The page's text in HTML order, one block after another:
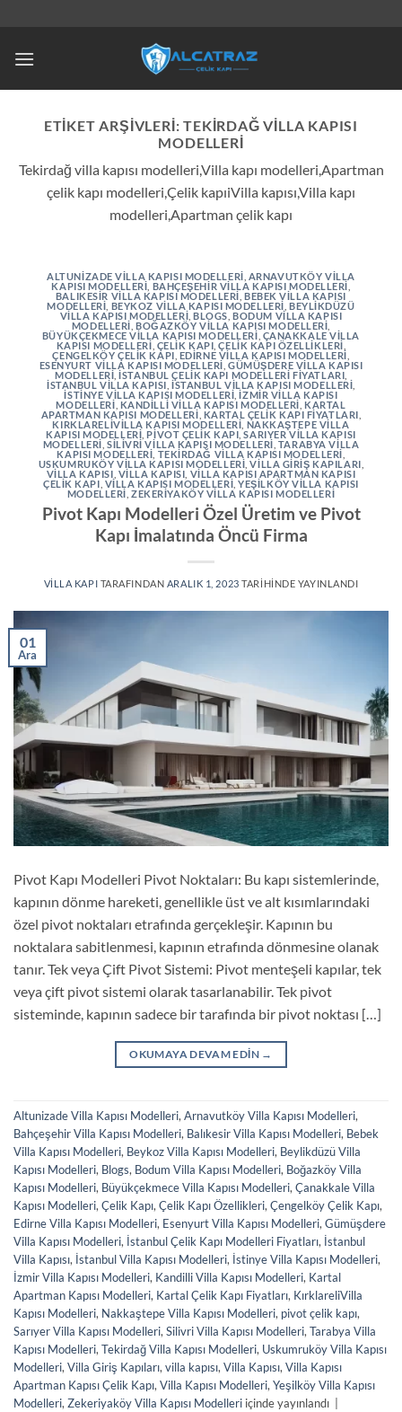
ETIKET ARŞIVLERI:TEKIRDAĞ VILLA KAPISI
MODELLERI
Tekirdağ villa kapısı modelleri,Villa kapı modelleri,Apartman
çelik kapı modelleri,Çelik kapıiVilla kapısı,Villa kapı
modelleri,Apartman çelik kapı
ALTUNIZADE VILLA KAPISI MODELLERI ARNAVUTKÖY VILLA
KAPISI MODELLERI BAHÇEŞEHIR VILLA KAPISI MODELLERI
BALIKESIR VILLA KAPISI MODELLERI BEBEK VILLA KAPISI
MODELLERI BEYKOZ VILLA KAPISI MODELLERI BEYLIKDÜZÜ
VILLA KAPISI MODELLERI ,BLOGS ,BODUM VILLA KAPISI
MODELLERI ,BOĞAZKÖY VILLA KAPISI MODELLERI
BÜYÜKÇEKMECE VILLA KAPISI MODELLERI ÇANAKKALE VILLA
KAPISI MODELLERI ÇELIK KAPI ,ÇELIK KAPI ÖZELLIKLERI
ÇENGELKÖY ÇELIK KAPI EDIRNE VILLA KAPISI MODELLERI
ESENYURT VILLA KAPISI MODELLERI ,GÜMÜŞDERE VILLA KAPISI
MODELLERI ,İSTANBUL ÇELIK KAPI MODELLERI FIYATLARI
İSTANBUL VILLA KAPISI İSTANBUL VILLA KAPISI MODELLERI
İSTINYE VILLA KAPISI MODELLERI ,İZMIR VILLA KAPISI
MODELLERI KANDILLI VILLA KAPISI MODELLERI KARTAL
APARTMAN KAPISI MODELLERI KARTAL ÇELIK KAPI FIYATLARI
KIRKLARELIVILLA KAPISI MODELLERI NAKKAŞTEPE VILLA
KAPISI MODELLERI PIVOT ÇELIK KAPI ,SARIYER VILLA KAPISI
MODELLERI SILIVRI VILLA KAPISI MODELLERI TARABYA VILLA
KAPISI MODELLERI TEKIRDAĞ VILLA KAPISI MODELLERI
USKUMRUKÖY VILLA KAPISI MODELLERI ,VILLA GIRIŞ KAPILARI
VILLA KAPISI VILLA KAPISI VILLA KAPISI APARTMAN KAPISI
ÇELIK KAPI VILLA KAPISI MODELLERI ,YEŞILKÖY VILLA KAPISI
MODELLERI ,ZEKERIYAKÖY VILLA KAPISI MODELLERI
Pivot Kapı Modelleri Özel Üretim ve Pivot
Kapı İmalatında Öncü Firma
VILLA KAPI TARAFINDAN ARALIK 1, 2023 TARIHINDE YAYINLANDI
01
Ara
Pivot Kapı Modelleri Pivot Noktaları: Bu kapı sistemlerinde,
kapının dönme hareketi, genellikle üst ve alt kısımlarındaki
özel pivot noktaları etrafında gerçekleşir. Kapının bu
noktalara sabitlenmesi, kapının etrafında dönmesine olanak
tanır. Tek veya Çift Pivot Sistemi: Pivot menteşeli kapılar, tek
veya çift pivot sistemi olarak tasarlanabilir. Tek pivot
sisteminde, kapının sadece bir tarafında bir pivot noktası […]
OKUMAYA DEVAM EDIN →
Altunizade Villa Kapısı Modelleri,Arnavutköy Villa Kapısı Modelleri,
Bahçeşehir Villa Kapısı Modelleri, Balıkesir Villa Kapısı Modelleri, Bebek
Villa Kapısı Modelleri, Beykoz Villa Kapısı Modelleri, Beylikdüzü Villa
Kapısı Modelleri, Blogs, Bodum Villa Kapısı Modelleri, Boğazköy Villa
Kapısı Modelleri, Büyükçekmece Villa Kapısı Modelleri,Çanakkale Villa
Kapısı Modelleri,Çelik Kapı,Çelik Kapı Özellikleri,Çengelköy Çelik Kapı,
Edirne Villa Kapısı Modelleri, Esenyurt Villa Kapısı Modelleri,Gümüşdere
Villa Kapısı Modelleri, İstanbul Çelik Kapı Modelleri Fiyatları, İstanbul
Villa Kapısı, İstanbul Villa Kapısı Modelleri, İstinye Villa Kapısı Modelleri,
İzmir Villa Kapısı Modelleri, Kandilli Villa Kapısı Modelleri, Kartal
Apartman Kapısı Modelleri, Kartal Çelik Kapı Fiyatları, KırklareliVilla
Kapısı Modelleri, Nakkaştepe Villa Kapısı Modelleri, pivot çelik kapı,
Sarıyer Villa Kapısı Modelleri,Silivri Villa Kapısı Modelleri,Tarabya Villa
Kapısı Modelleri,Tekirdağ Villa Kapısı Modelleri, Uskumruköy Villa Kapısı
Modelleri,Villa Giriş Kapıları,villa kapısı,Villa Kapısı,Villa Kapısı
Apartman Kapısı Çelik Kapı,Villa Kapısı Modelleri,Yeşilköy Villa Kapısı
Modelleri,Zekeriyaköy Villa Kapısı Modelleri içinde yayınlandı